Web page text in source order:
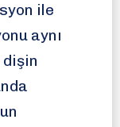
ile
aynı
dişin